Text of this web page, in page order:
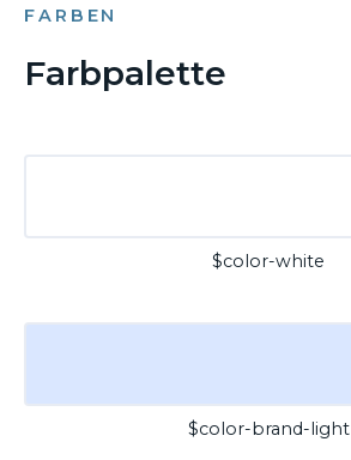
FARBEN
Farbpalette
$color-white
$color-brand-light